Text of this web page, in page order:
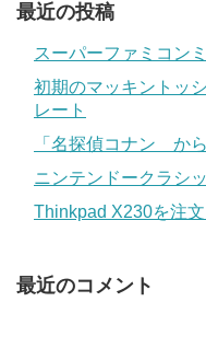
最近の投稿
スーパーファミコン
初期のマッキントッ
レート
「名探偵コナン か
ニンテンドークラシ
Thinkpad X230を注
最近のコメント